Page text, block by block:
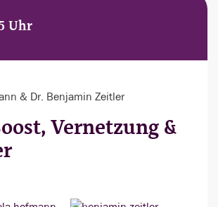
Uhr
& Dr. Benjamin Zeitler
Vernetzung &